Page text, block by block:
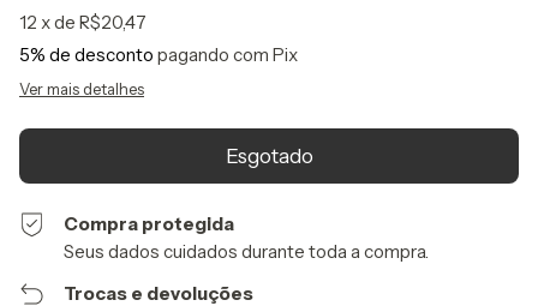
12 x de R$20,47
5% de desconto pagando com Pix
Ver mais detalhes
Compra protegida
Seus dados cuidados durante toda a compra.
Trocas e devoluções